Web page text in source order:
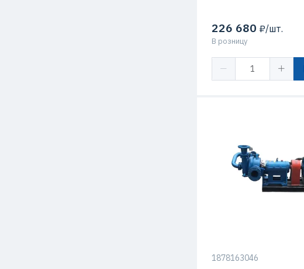
226 680 ₽/шт.
В розницу
1878163046